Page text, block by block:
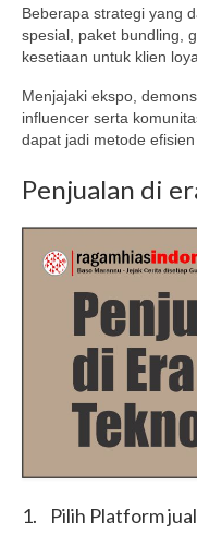
Beberapa strategi yang
spesial, paket bundling,
kesetiaan untuk klien
Menjajaki ekspo,
influencer serta
dapat jadi metode
Penjualan di
1. Pilih Platform